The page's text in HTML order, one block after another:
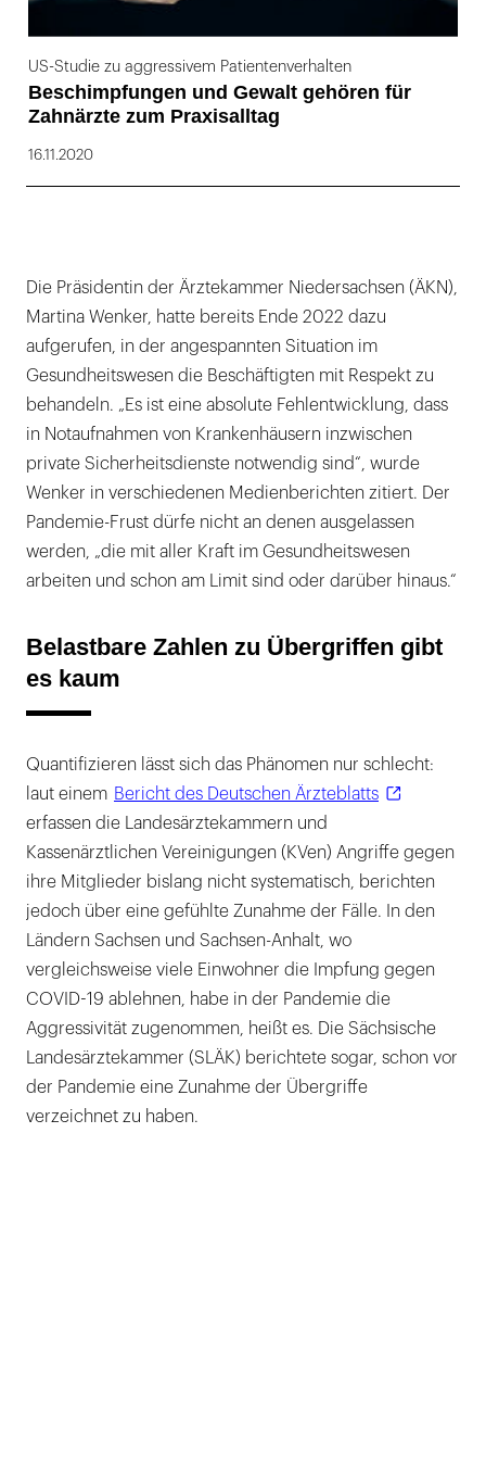
US-Studie zu aggressivem Patientenverhalten
Beschimpfungen und Gewalt gehören für
Zahnärzte zum Praxisalltag
16.11.2020
Die Präsidentin der Ärztekammer Niedersachsen (ÄKN),
Martina Wenker, hatte bereits Ende 2022 dazu
aufgerufen, in der angespannten Situation im
Gesundheitswesen die Beschäftigten mit Respekt zu
behandeln. „Es ist eine absolute Fehlentwicklung, dass
in Notaufnahmen von Krankenhäusern inzwischen
private Sicherheitsdienste notwendig sind“, wurde
Wenker in verschiedenen Medienberichten zitiert. Der
Pandemie-Frust dürfe nicht an denen ausgelassen
werden, „die mit aller Kraft im Gesundheitswesen
arbeiten und schon am Limit sind oder darüber hinaus.“
Belastbare Zahlen zu Übergriffen gibt
es kaum
Quantifizieren lässt sich das Phänomen nur schlecht:
laut einem Bericht des Deutschen Ärzteblatts
erfassen die Landesärztekammern und
Kassenärztlichen Vereinigungen (KVen) Angriffe gegen
ihre Mitglieder bislang nicht systematisch, berichten
jedoch über eine gefühlte Zunahme der Fälle. In den
Ländern Sachsen und Sachsen-Anhalt, wo
vergleichsweise viele Einwohner die Impfung gegen
COVID-19 ablehnen, habe in der Pandemie die
Aggressivität zugenommen, heißt es. Die Sächsische
Landesärztekammer (SLÄK) berichtete sogar, schon vor
der Pandemie eine Zunahme der Übergriffe
verzeichnet zu haben.